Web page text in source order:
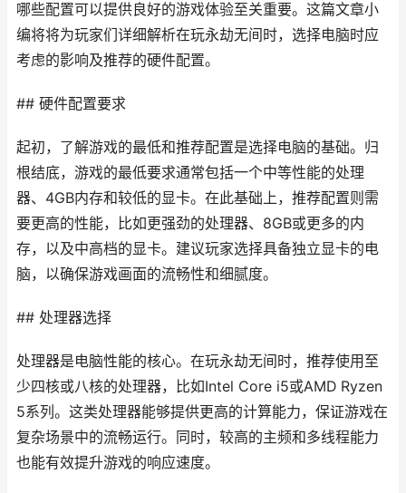
哪些配置可以提供良好的游戏体验至关重要。这篇文章小
编将将为玩家们详细解析在玩永劫无间时，选择电脑时应
考虑的影响及推荐的硬件配置。
## 硬件配置要求
起初，了解游戏的最低和推荐配置是选择电脑的基础。归
根结底，游戏的最低要求通常包括一个中等性能的处理
器、4GB内存和较低的显卡。在此基础上，推荐配置则需
要更高的性能，比如更强劲的处理器、8GB或更多的内
存，以及中高档的显卡。建议玩家选择具备独立显卡的电
脑，以确保游戏画面的流畅性和细腻度。
## 处理器选择
处理器是电脑性能的核心。在玩永劫无间时，推荐使用至
少四核或八核的处理器，比如Intel Core i5或AMD Ryzen
5系列。这类处理器能够提供更高的计算能力，保证游戏在
复杂场景中的流畅运行。同时，较高的主频和多线程能力
也能有效提升游戏的响应速度。